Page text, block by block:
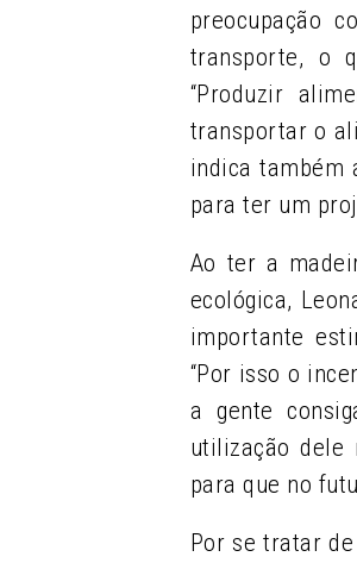
preocupação
transporte, o
“Produzir
transportar o
indica também
para ter um
Ao ter a
ecológica,
importante
“Por isso o
a gente
utilização dele
para que no
Por se tratar